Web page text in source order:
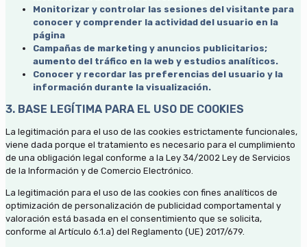
Monitorizar y controlar las sesiones del visitante para
conocer y comprender la actividad del usuario en la
página
Campañas de marketing y anuncios publicitarios;
aumento del tráfico en la web y estudios analíticos.
Conocer y recordar las preferencias del usuario y la
información durante la visualización.
3. BASE LEGÍTIMA PARA EL USO DE COOKIES
La legitimación para el uso de las cookies estrictamente funcionales,
viene dada porque el tratamiento es necesario para el cumplimiento
de una obligación legal conforme a la Ley 34/2002 Ley de Servicios
de la Información y de Comercio Electrónico.
La legitimación para el uso de las cookies con fines analíticos de
optimización de personalización de publicidad comportamental y
valoración está basada en el consentimiento que se solicita,
conforme al Artículo 6.1.a) del Reglamento (UE) 2017/679.